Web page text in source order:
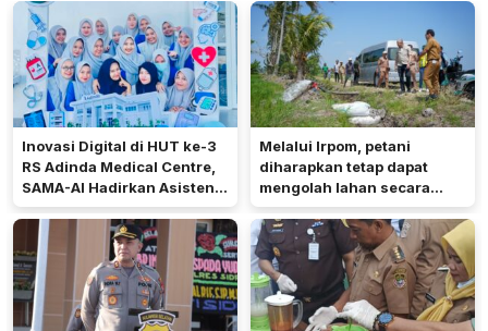
Inovasi Digital di HUT ke-3
RS Adinda Medical Centre,
SAMA-AI Hadirkan Asisten
Gizi Berbasis AI
Melalui Irpom, petani
diharapkan tetap dapat
mengolah lahan secara
optimal meski di tengah
keterbatasan air.